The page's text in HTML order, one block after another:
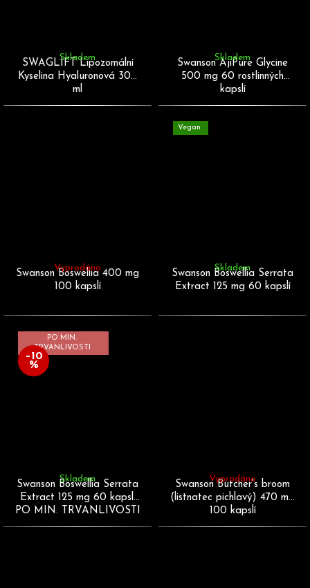
SWAGLIFT Lipozomální
Kyselina Hyaluronová 300
ml
Skladem
Swanson AjiPure Glycine
500 mg 60 rostlinných
kapslí
Skladem
Swanson Boswellia 400 mg
100 kapslí
Vyprodáno
Vegan
Swanson Boswellia Serrata
Extract 125 mg 60 kapslí
Skladem
PO MIN.
TRVANLIVOSTI
–10
%
Swanson Boswellia Serrata
Extract 125 mg 60 kapslí
PO MIN. TRVANLIVOSTI
Skladem
Swanson Butcher's broom
(listnatec pichlavý) 470 mg
100 kapslí
Vyprodáno